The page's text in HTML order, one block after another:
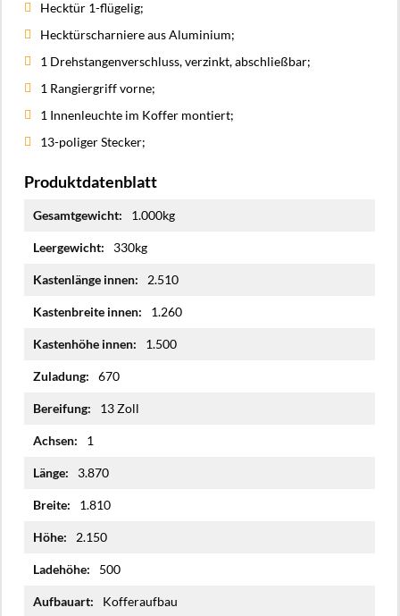
Hecktür 1-flügelig;
Hecktürscharniere aus Aluminium;
1 Drehstangenverschluss, verzinkt, abschließbar;
1 Rangiergriff vorne;
1 Innenleuchte im Koffer montiert;
13-poliger Stecker;
Produktdatenblatt
Informationen
1.000kg
330kg
2.510
1.260
1.500
670
13 Zoll
1
3.870
1.810
2.150
500
Kofferaufbau